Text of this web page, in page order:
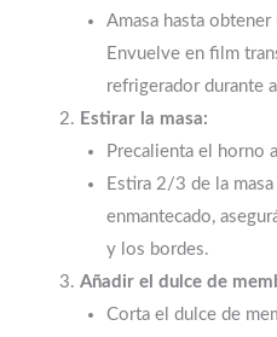
Amasa hasta obtener
Envuelve en film
refrigerador durante
Estirar la masa:
Precalienta el horno
Estira 2/3 de la
enmantecado,
y los bordes.
Añadir el dulce de
Corta el dulce de